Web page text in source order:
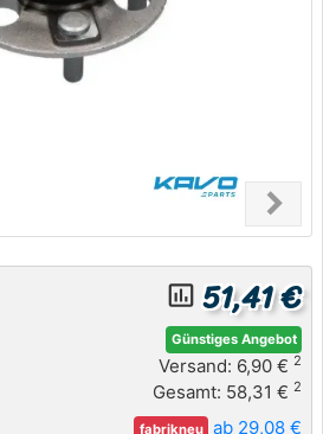
chevron_right
Next
insert_chart_outlined 51,41 €
Günstiges Angebot
Versand: 6,90 € 2
Gesamt: 58,31 € 2
fabrikneu ab 29,08 €